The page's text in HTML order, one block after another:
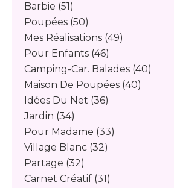
Barbie (51)
Poupées (50)
Mes Réalisations (49)
Pour Enfants (46)
Camping-Car. Balades (40)
Maison De Poupées (40)
Idées Du Net (36)
Jardin (34)
Pour Madame (33)
Village Blanc (32)
Partage (32)
Carnet Créatif (31)